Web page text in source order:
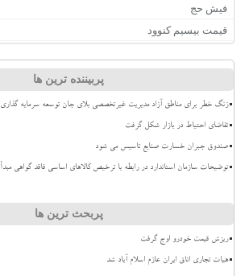
فیش حج
قیمت بیسیم کنوود
پربیننده ترین ها
زنگ خطر برای مناطق آزاد مدیریت غیرتخصصی بلای جان توسعه سرمایه گذاری
تقاضای احتیاط در بازار شکل گرفت
صندوق جبران خسارت صنایع تاسیس می شود
توضیحات سازمان استاندارد در رابطه با ترخیص کالاهای اساسی فاقد گواهی مبدأ
پربحث ترین ها
ریزش قیمت خودرو اوج گرفت
هیات تجاری اتاق ایران عازم اسلام آباد شد